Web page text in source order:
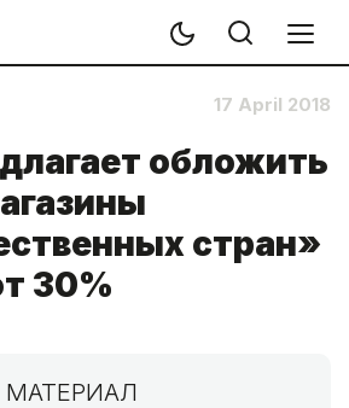
17 April 2018
обложить
стран»
30%